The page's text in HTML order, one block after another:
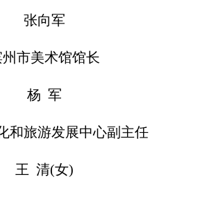
张向军
市美术馆馆长
杨 军
和旅游发展中心副主任
王 清(女)